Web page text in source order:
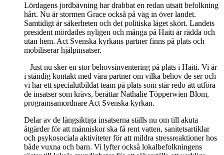
Lördagens jordbävning har drabbat en redan utsatt befolkning
hårt. Nu är stormen Grace också på väg in över landet.
Samtidigt är säkerheten och det politiska läget skört. Landets
president mördades nyligen och många på Haiti är rädda och
utan hem. Act Svenska kyrkans partner finns på plats och
mobiliserar hjälpinsatser.
– Just nu sker en stor behovsinventering på plats i Haiti. Vi är
i ständig kontakt med våra partner om vilka behov de ser och
vi har ett specialutbildat team på plats som står redo att utföra
de insatser som krävs, berättar Nathalie Töpperwien Blom,
programsamordnare Act Svenska kyrkan.
Delar av de långsiktiga insatserna ställs nu om till akuta
åtgärder för att människor ska få rent vatten, sanitetsartiklar
och psykosociala aktiviteter för att mildra stressreaktioner hos
både vuxna och barn. Vi lyfter också lokalbefolkningens